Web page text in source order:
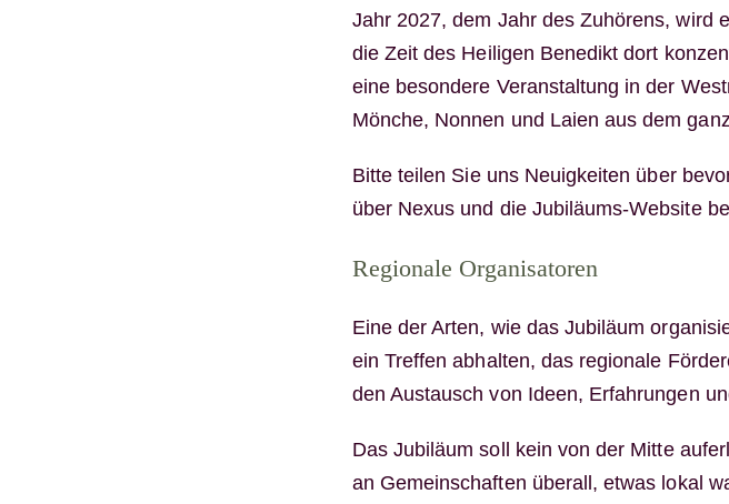
Jahr 2027, dem Jahr des Zuhörens, wird
die Zeit des Heiligen Benedikt dort
eine besondere Veranstaltung in der
Mönche, Nonnen und Laien aus dem
Bitte teilen Sie uns Neuigkeiten über
über Nexus und die Jubiläums-Website
Regionale Organisatoren
Eine der Arten, wie das Jubiläum
ein Treffen abhalten, das regionale
den Austausch von Ideen, Erfahrungen
Das Jubiläum soll kein von der Mitte
an Gemeinschaften überall, etwas lokal